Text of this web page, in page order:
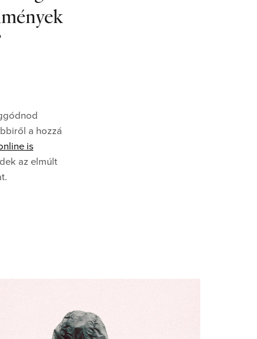
a hozzá
is
az elmúlt